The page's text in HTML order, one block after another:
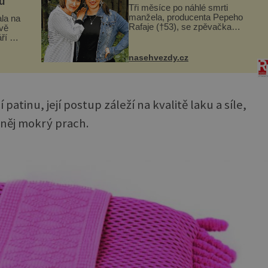
na
v
Tři měsíce po náhlé smrti
manžela, producenta Pepeho
Rafaje (†53), se zpěvačka
ozvala veřejnosti. Na sociální síti
sdílela, že se snaží fung...
nasehvezdy.cz
patinu, její postup záleží na kvalitě laku a síle,
mokrý prach.